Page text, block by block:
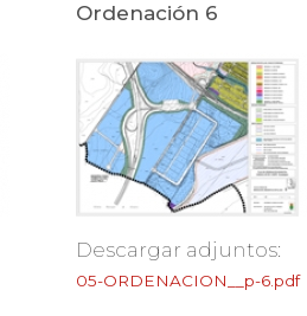
Ordenación 6
Descargar adjuntos:
05-ORDENACION__p-6.pdf